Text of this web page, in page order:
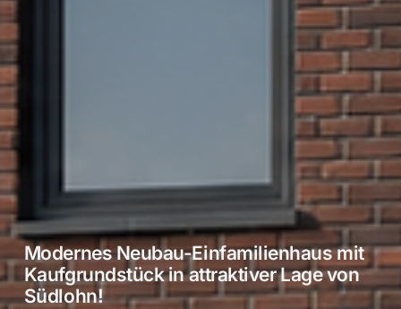
Modernes Neubau-Einfamilienhaus mit
Kaufgrundstück in attraktiver Lage von
Südlohn!